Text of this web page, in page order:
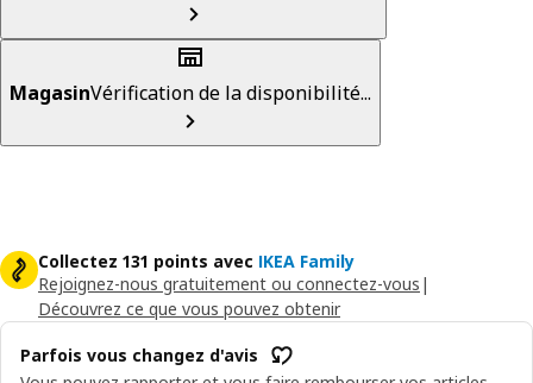
MagasinVérification de la disponibilité...
Collectez 131 points avec IKEA Family
Rejoignez-nous gratuitement ou connectez-vous |
Découvrez ce que vous pouvez obtenir
Parfois vous changez d'avis